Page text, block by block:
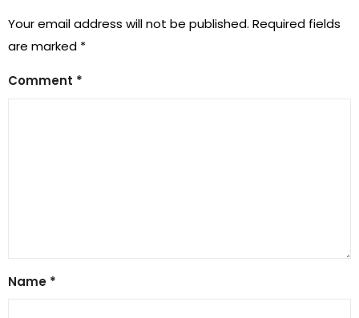
Your email address will not be published. Required fields
are marked *
Comment *
Name *